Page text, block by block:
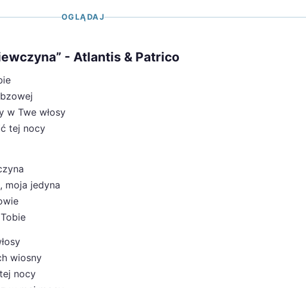
OGLĄDAJ
- Atlantis & Patrico
w Twe włosy
tej nocy
moja jedyna
wiosny
nocy